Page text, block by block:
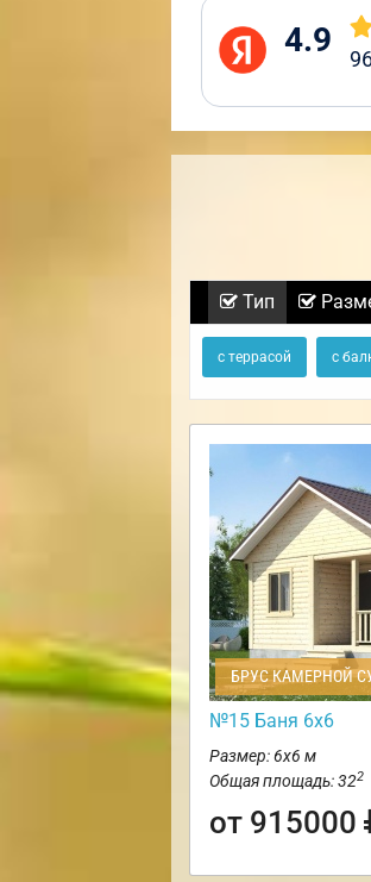
4.9
Тип
с террасой с
БРУС КАМЕРНОЙ
№15 Баня 6х6
Размер: 6х6 м
Общая площадь: 322
от 915000